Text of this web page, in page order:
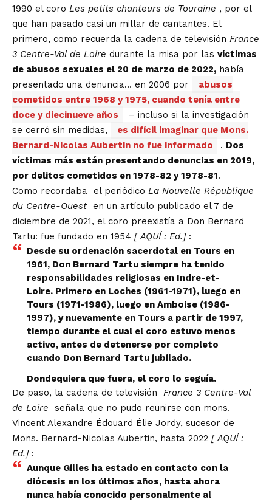
1990 el coro Les petits chanteurs de Touraine , por el
que han pasado casi un millar de cantantes. El
primero, como recuerda la cadena de televisión France
3 Centre-Val de Loire durante la misa por las víctimas
de abusos sexuales el 20 de marzo de 2022, había
presentado una denuncia… en 2006 por
abusos
cometidos entre 1968 y 1975, cuando tenía entre
doce y diecinueve años
– incluso si la investigación
se cerró sin medidas,
es difícil imaginar que Mons.
Bernard-Nicolas Aubertin no fue informado
. Dos
víctimas más están presentando denuncias en 2019,
por delitos cometidos en 1978-82 y 1978-81.
Como recordaba el periódico La Nouvelle République
du Centre-Ouesten un artículo publicado el 7 de
diciembre de 2021, el coro preexistía a Don Bernard
Tartu: fue fundado en 1954 [AQUÍ: Ed.]:
Desde su ordenación sacerdotal en Tours en
1961, Don Bernard Tartu siempre ha tenido
responsabilidades religiosas en Indre-et-
Loire. Primero en Loches (1961-1971), luego en
Tours (1971-1986), luego en Amboise (1986-
1997), y nuevamente en Tours a partir de 1997,
tiempo durante el cual el coro estuvo menos
activo, antes de detenerse por completo
cuando Don Bernard Tartu jubilado.
Dondequiera que fuera, el coro lo seguía.
De paso, la cadena de televisión France 3 Centre-Val
de Loire señala que no pudo reunirse con mons.
Vincent Alexandre Édouard Élie Jordy, sucesor de
Mons. Bernard-Nicolas Aubertin, hasta 2022 [AQUÍ:
Ed.]:
Aunque Gilles ha estado en contacto con la
diócesis en los últimos años, hasta ahora
nunca había conocido personalmente al